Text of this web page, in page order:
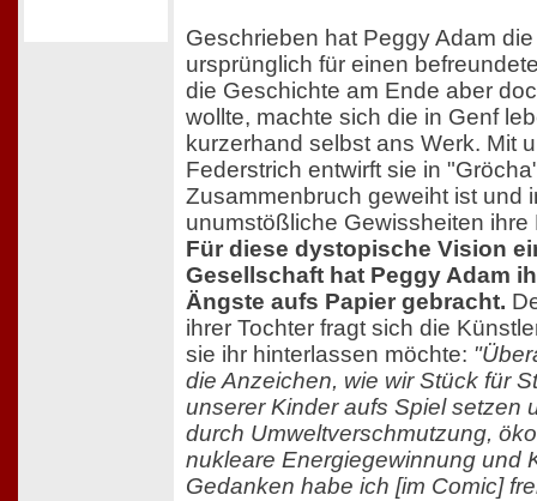
Geschrieben hat Peggy Adam
ursprünglich für einen
die Geschichte am Ende aber
wollte, machte sich die in Genf
kurzerhand selbst ans Werk. Mit
Federstrich entwirft sie in
Zusammenbruch geweiht ist und
unumstößliche Gewissheiten
Für diese dystopische Vision
Gesellschaft hat Peggy Adam
Ängste aufs Papier gebracht.
ihrer Tochter fragt sich die
sie ihr hinterlassen möchte:
die Anzeichen, wie wir Stück für
unserer Kinder aufs Spiel setzen
durch Umweltverschmutzung,
nukleare Energiegewinnung und
Gedanken habe ich [im Comic]